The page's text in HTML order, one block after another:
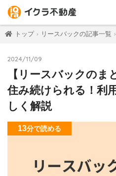
トップ リースバックの記事一覧
2024/11/09
【リースバックのま
住み続けられる！利
しく解説
13分で読める